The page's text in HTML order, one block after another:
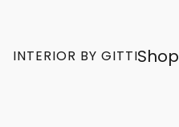
INTERIOR BY GITTIShop